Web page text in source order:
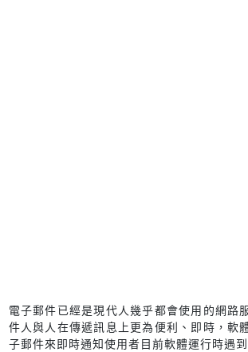
電子郵件已經是現代人幾乎都會使用的網路
件人與人在傳遞訊息上更為便利、即時，軟
子郵件來即時通知使用者目前軟體運行時遇到